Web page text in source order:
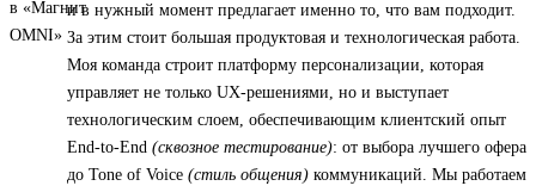
и в нужный момент предлагает именно то, что вам подходит.
За этим стоит большая продуктовая и технологическая работа.
Моя команда строит платформу персонализации, которая
управляет не только UX-решениями, но и выступает
технологическим слоем, обеспечивающим клиентский опыт
End-to-End (сквозное тестирование): от выбора лучшего офера
до Tone of Voice (стиль общения) коммуникаций. Мы работаем